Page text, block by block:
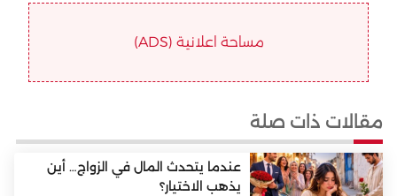
مساحة اعلانية (ADS)
مقالات ذات صلة
عندما يتحدث المال في الزواج… أين
يذهب الاختيار؟